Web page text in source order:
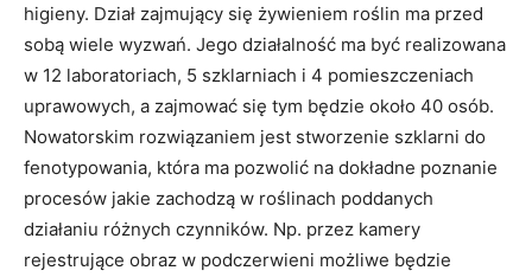
higieny. Dział zajmujący się żywieniem roślin ma przed
sobą wiele wyzwań. Jego działalność ma być realizowana
w 12 laboratoriach, 5 szklarniach i 4 pomieszczeniach
uprawowych, a zajmować się tym będzie około 40 osób.
Nowatorskim rozwiązaniem jest stworzenie szklarni do
fenotypowania, która ma pozwolić na dokładne poznanie
procesów jakie zachodzą w roślinach poddanych
działaniu różnych czynników. Np. przez kamery
rejestrujące obraz w podczerwieni możliwe będzie